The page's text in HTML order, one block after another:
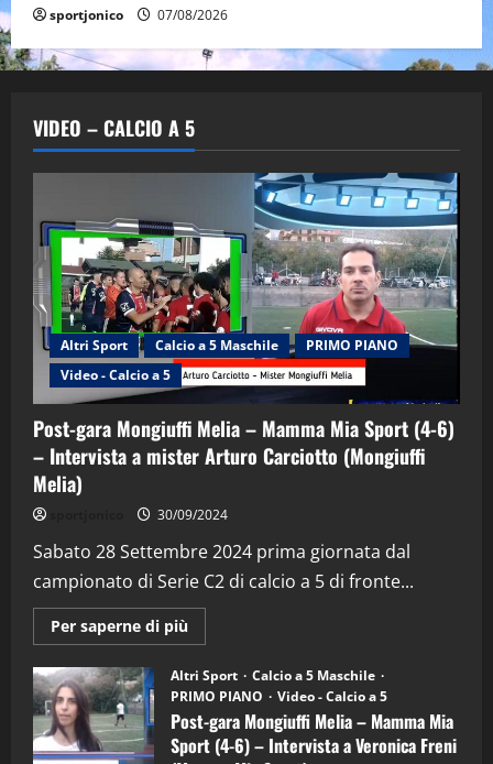
sportjonico 07/08/2026
VIDEO – CALCIO A 5
Altri Sport Calcio a 5 Maschile
PRIMO PIANO
Video - Calcio a 5
Post-gara Mongiuffi Melia – Mamma Mia Sport (4-6)
– Intervista a mister Arturo Carciotto (Mongiuffi
Melia)
30/09/2024
Sabato 28 Settembre 2024 prima giornata dal
campionato di Serie C2 di calcio a 5 di fronte...
Per saperne di più
informazioni
Post-
gara
Mongiuffi
Melia
–
Mamma
Altri Sport
Calcio a 5 Maschile
PRIMO PIANO
Video - Calcio a 5
Post-gara Mongiuffi Melia – Mamma Mia
Sport (4-6) – Intervista a Veronica Freni
2
“SportEmpire” in Podcast: 29^ Puntata
(Martedi 28 Aprile 2026)
28/04/2026
3
"SportEmpire" in Podcast
“SportEmpire” in Podcast: 28^ Puntata
(Martedi 21 Aprile 2026)
21/04/2026